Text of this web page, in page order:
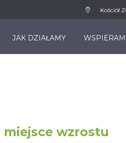
Kościół
JAK DZIAŁAMY
miejsce wzrostu